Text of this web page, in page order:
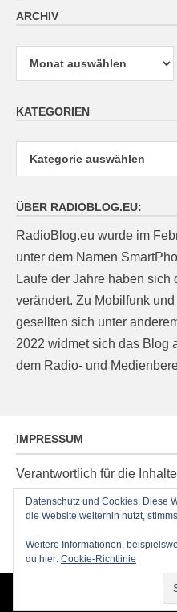
ARCHIV
Archiv
KATEGORIEN
Kategorien
ÜBER RADIOBLOG.EU:
RadioBlog.eu wurde im
unter dem Namen
Laufe der Jahre haben
verändert. Zu Mobilfunk
gesellten sich unter
2022 widmet sich das Blog
dem Radio- und
IMPRESSUM
Verantwortlich für die
Ziegelacker 20, D-63599
post@radioblog.eu
Technik und
Datenschutz und Cookies: Diese
die Website weiterhin nutzt,
Weitere Informationen,
du hier: Cookie-Richtlinie